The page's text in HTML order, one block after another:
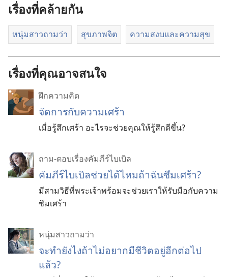
เรื่องที่คล้ายกัน
หนุ่มสาวถามว่า สุขภาพ​จิต ความสงบและความสุข
เรื่องที่คุณอาจสนใจ
ฝึกความคิด
จัดการกับความเศร้า
เมื่อรู้สึกเศร้า อะไรจะช่วยคุณให้รู้สึกดีขึ้น?
ถาม-ตอบเรื่องคัมภีร์ไบเบิล
คัมภีร์ไบเบิลช่วยได้ไหมถ้าฉันซึมเศร้า?
มีสามวิธีที่พระเจ้าพร้อมจะช่วยเราให้รับมือกับความ
ซึมเศร้า
หนุ่มสาวถามว่า
จะ​ทำ​ยังไง​ถ้า​ไม่​อยาก​มี​ชีวิต​อยู่​อีก​ต่อ​ไป​
แล้ว?